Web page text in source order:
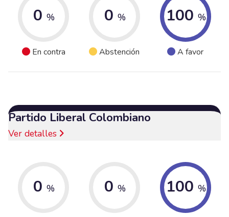
0 %
En contra
0 %
Abstención
100 %
A favor
Partido Liberal Colombiano
Ver detalles
0 % 0 % 100 %